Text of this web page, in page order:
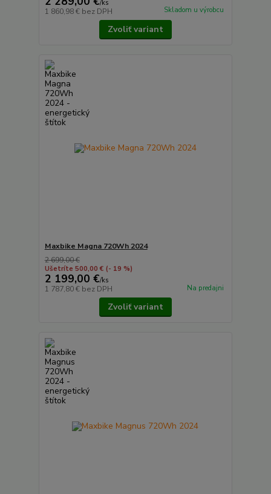
/ks
1 860,98 € bez DPH Skladom u výrobcu
Zvoliť variant
Maxbike Magna 720Wh 2024
2 699,00 €
Ušetríte 500,00 € (- 19 %)
2 199,00 €/ks
1 787,80 € bez DPH Na predajni
Zvoliť variant